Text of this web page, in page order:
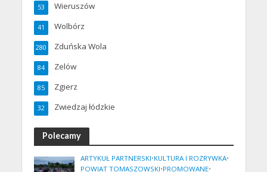
Wieruszów
53
Wolbórz
41
Zduńska Wola
280
Zelów
84
Zgierz
85
Zwiedzaj łódzkie
32
Polecamy
ARTYKUŁ PARTNERSKI•KULTURA I ROZRYWKA•
POWIAT TOMASZOWSKI•PROMOWANE•